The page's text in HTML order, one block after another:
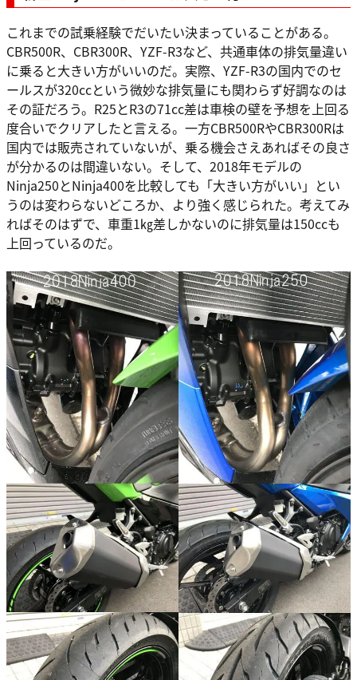
これまでの試乗経験でだいたい決まっていることがある。
CBR500R、CBR300R、YZF-R3など、共通車体の排気量違い
に乗ると大きい方がいいのだ。実際、YZF-R3の国内でのセ
ールスが320ccという微妙な排気量にも関わらず好調なのは
その証だろう。R25とR3の71cc差は車検の壁を予想を上回る
度合いでクリアしたと言える。一方CBR500RやCBR300Rは
国内では販売されていないが、乗る機会さえあればその良さ
が分かるのは間違いない。そして、2018年モデルの
Ninja250とNinja400を比較しても「大きい方がいい」とい
うのは変わらないどころか、より強く感じられた。考えてみ
ればそのはずで、車重1㎏差しかないのに排気量は150ccも
上回っているのだ。